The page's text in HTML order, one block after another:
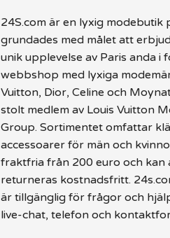
24S.com är en lyxig modebutik
grundades med målet att
unik upplevelse av Paris anda i
webbshop med lyxiga
Vuitton, Dior, Celine och
stolt medlem av Louis Vuitton
Group. Sortimentet omfattar
accessoarer för män och
fraktfria från 200 euro och kan
returneras kostnadsfritt.
är tillgänglig för frågor och
live-chat, telefon och